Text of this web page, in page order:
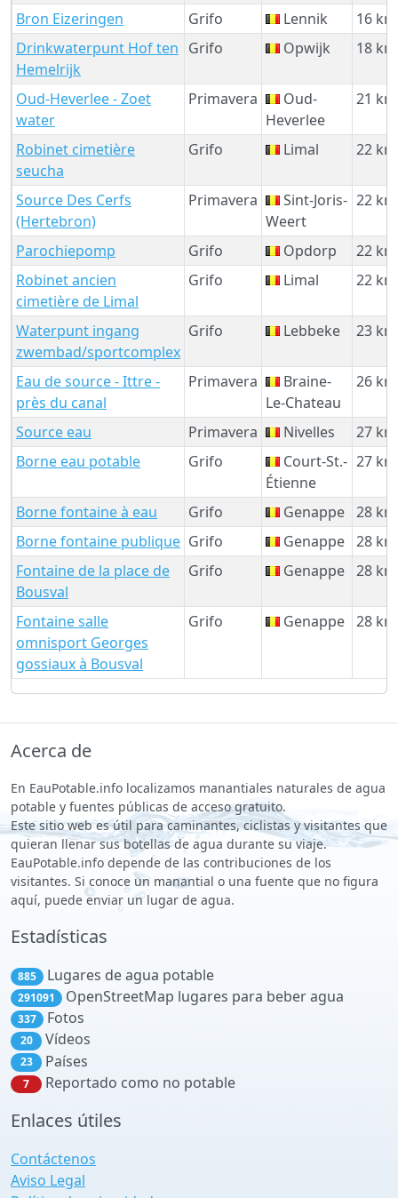
Bron Eizeringen Grifo Lennik
16 km
Drinkwaterpunt Hof ten
Hemelrijk
Grifo Opwijk 18 km
Oud-Heverlee - Zoet
water
Primavera
Oud-
Heverlee
21 km
Robinet cimetière
seucha
Grifo Limal 22 km
Source Des Cerfs
(Hertebron)
Primavera
Sint-Joris-
Weert
22 km
Parochiepomp Grifo Opdorp
22 km
Robinet ancien
cimetière de Limal
Grifo Limal 22 km
Waterpunt ingang
zwembad/sportcomplex
Grifo Lebbeke 23 km
Eau de source - Ittre -
près du canal
Primavera
Braine-
Le-Chateau
26 km
Source eau Primavera Nivelles
27 km
Borne eau potable
Grifo
Court-St.-
Étienne
27 km
Borne fontaine à eau Grifo Genappe 28 km
Borne fontaine publique Grifo Genappe 28 km
Fontaine de la place de
Bousval
Grifo Genappe 28 km
Fontaine salle
omnisport Georges
gossiaux à Bousval
Grifo Genappe 28 km
Acerca de
En EauPotable.info localizamos manantiales naturales de agua
potable y fuentes públicas de acceso gratuito.
Este sitio web es útil para caminantes, ciclistas y visitantes que
quieran llenar sus botellas de agua durante su viaje.
EauPotable.info depende de las contribuciones de los
visitantes. Si conoce un manantial o una fuente que no figura
aquí, puede enviar un lugar de agua.
Estadísticas
885 Lugares de agua potable
291091 OpenStreetMap lugares para beber agua
337 Fotos
20 Vídeos
23 Países
7 Reportado como no potable
Enlaces útiles
Contáctenos
Aviso Legal